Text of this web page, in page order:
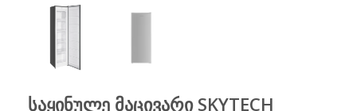
საყინულე მაცივარი SKYTECH